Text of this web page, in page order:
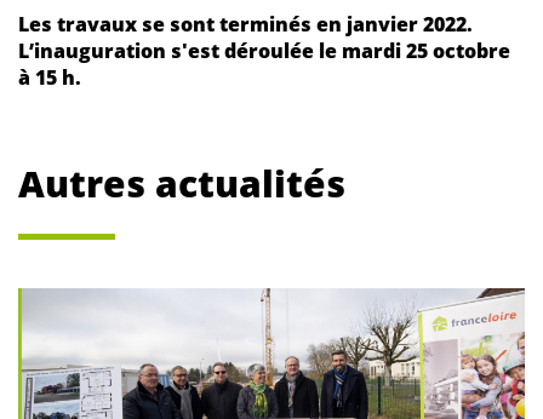
Les travaux se sont terminés en janvier 2022.
L’inauguration s'est déroulée le mardi 25 octobre
à 15 h.
Autres actualités